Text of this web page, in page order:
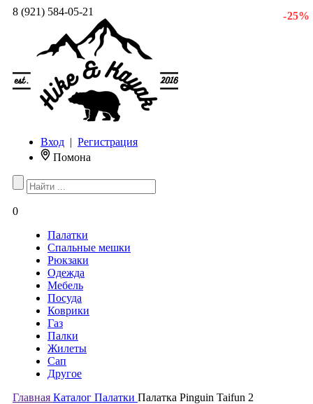
8 (921) 584-05-21
Вход | Регистрация
Помона
0
Палатки
Спальные мешки
Рюкзаки
Одежда
Мебель
Посуда
Коврики
Газ
Палки
Жилеты
Сап
Другое
Главная Каталог Палатки Палатка Pinguin Taifun 2
- 25 %